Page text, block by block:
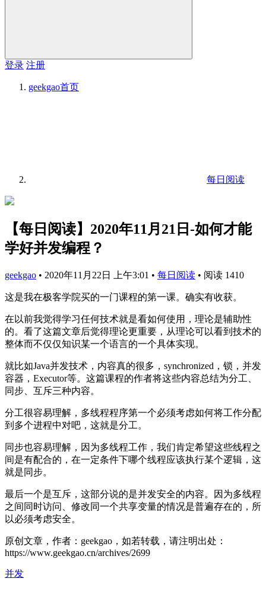
登录 注册
geekgao首页
每日阅读
【每日阅读】2020年11月21日-如何才能
学好并发编程？
geekgao • 2020年11月22日 上午3:01 • 每日阅读 • 阅读 1410
这是我在极客学院买的一门课程的第一课。确实有收获。
在以前我觉得学习任何技术就是看如何使用，理论是辅助性
的。看了这篇文章后觉得理论更重要，从理论可以看到技术的
整体而不仅仅知识某一个语言的一个具体实现。
就比如Java并发技术，内容真的很多，synchronized，锁，并发
容器，Executor等。这篇课程的作者将这些内容总结为分工、
同步、互斥三种内容。
分工很容易理解，多线程程序第一个必须考虑如何将工作分配
到多个进程中对吧，这就是分工。
同步也容易理解，因为多线程工作，我们肯定希望这些线程之
间是有配合的，在一定条件下哪个线程应该执行某个逻辑，这
就是同步。
最后一个是互斥，这部分说的是并发安全的内容。因为多线程
之间同时访问、修改同一个共享变量的情况是普遍存在的，所
以必须考虑安全。
原创文章，作者：geekgao，如若转载，请注明出处：
https://www.geekgao.cn/archives/2699
并发